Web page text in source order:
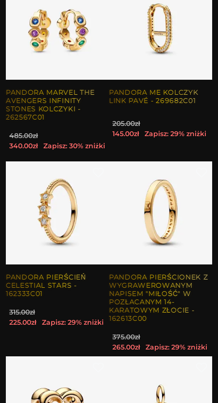
PANDORA MARVEL THE
AVENGERS INFINITY
STONES KOLCZYKI -
262567C01
485.00zł
340.00zł
Zapisz: 30% zniżki
PANDORA ME KOLCZYK
LINK PAVÉ - 269682C01
205.00zł
145.00zł
Zapisz: 29% zniżki
PANDORA PIERŚCIEŃ
CELESTIAL STARS -
162333C01
315.00zł
225.00zł
Zapisz: 29% zniżki
PANDORA PIERŚCIONEK Z
WYGRAWEROWANYM
NAPISEM "MIŁOŚĆ" W
POZŁACANYM 14-
KARATOWYM ZŁOCIE -
162613C00
375.00zł
265.00zł
Zapisz: 29% zniżki